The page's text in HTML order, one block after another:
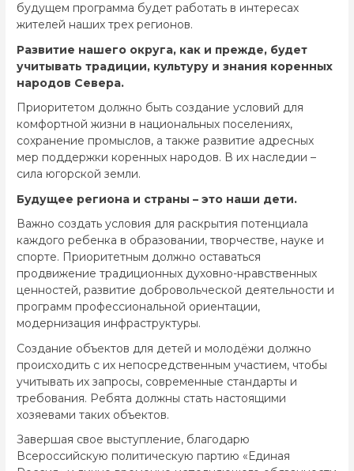
будущем программа будет работать в интересах
жителей наших трех регионов.
Развитие нашего округа, как и прежде, будет
учитывать традиции, культуру и знания коренных
народов Севера.
Приоритетом должно быть создание условий для
комфортной жизни в национальных поселениях,
сохранение промыслов, а также развитие адресных
мер поддержки коренных народов. В их наследии –
сила югорской земли.
Будущее региона и страны – это наши дети.
Важно создать условия для раскрытия потенциала
каждого ребенка в образовании, творчестве, науке и
спорте. Приоритетным должно оставаться
продвижение традиционных духовно-нравственных
ценностей, развитие добровольческой деятельности и
программ профессиональной ориентации,
модернизация инфраструктуры.
Создание объектов для детей и молодёжи должно
происходить с их непосредственным участием, чтобы
учитывать их запросы, современные стандарты и
требования. Ребята должны стать настоящими
хозяевами таких объектов.
Завершая свое выступление, благодарю
Всероссийскую политическую партию «Единая